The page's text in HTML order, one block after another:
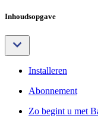
Inhoudsopgave
Installeren
Abonnement
Zo begint u met